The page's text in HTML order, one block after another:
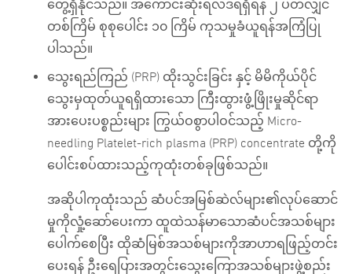
တွေ့ရှိနိုင်သည်။ အကောင်းဆုံးရလဒ်ရရှိရန် ၂ ပတ်လျှင်
တစ်ကြိမ် စုစုပေါင်း ၁၀ ကြိမ် ကုသမှုခံယူရန်အကြံပြု
ပါသည်။
သွေးရည်ကြည် (PRP) ထိုးသွင်းခြင်း နှင့် မိမိကိုယ်ပိုင်
သွေးမှထုတ်ယူရရှိထားသော ကြီးထွားဖွံ့ဖြိုးမှုဆိုင်ရာ
အားပေးပစ္စည်းများ ကြွယ်ဝစွာပါဝင်သည့် Micro-
needling Platelet-rich plasma (PRP) concentrate တို့ကို
ပေါင်းစပ်ထားသည့်ကုထုံးတစ်ခုဖြစ်သည်။
အဆိုပါကုထုံးသည် ဆံပင်အမြစ်ဆဲလ်များ၏လုပ်ဆောင်
မှုကိုလှုံ့ဆော်ပေးကာ ထူထဲသန်မာသောဆံပင်အသစ်များ
ပေါက်စေပြီး ထိုဆံမြစ်အသစ်များကိုအာဟာရဖြည့်တင်း
ပေးရန် ဦးရေပြားအတွင်းသွေးကြောအသစ်များဖွဲ့စည်း